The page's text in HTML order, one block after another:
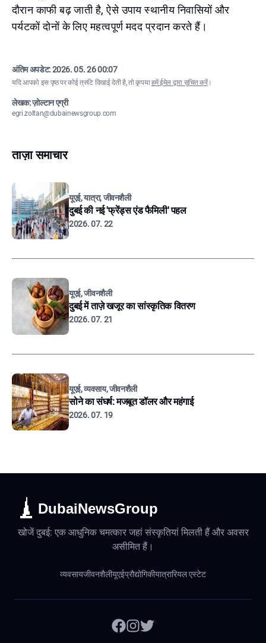
दौरान काफी बढ़ जाती है, ऐसे उपाय स्थानीय निवासियों और
पर्यटकों दोनों के लिए महत्वपूर्ण मदद प्रदान करते हैं।
अंतिम अपडेट:2026. 05. 26 00:07
यदि आपको इस पृष्ठ पर कोई त्रुटि दिखाई देती है, तो कृपयाहमें ईमेल द्वारा सूचित करें।
लेखक: ज़ोल्टान एग्री
egri.zoltan@dubainewsgroup.com
ताज़ा समाचार
यूएई, यात्रा, जीवनशैली
दुबई की नई 'फ्रेंड्स एंड फैमिली' पहल
2026. 07. 22
यूएई, जीवनशैली
दुबई में ताज़े खजूर का सांस्कृतिक वितरण
2026. 07. 21
यूएई, व्यवसाय, जीवनशैली
सोने का संघर्ष: मजबूत डॉलर और महंगाई
2026. 07. 19
DubaiNewsGroup
खोजें दुबई: एक आधुनिक चमत्कार जहां संस्कृतियां मिलती हैं और अवसर
असीमित हैं।
व्यवसायजीवनशैलीयूएईप्रौद्योगिकीयात्रारियल एस्टेट